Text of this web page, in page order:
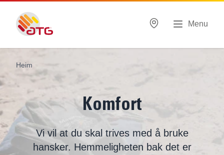
Menu
Heim
Komfort
Vi vil at du skal trives med å bruke
hansker. Hemmeligheten bak det er